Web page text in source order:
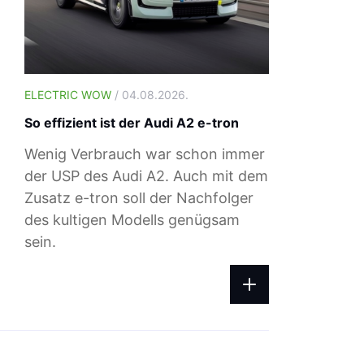
ELECTRIC WOW
Test: Smart #5 Premium
ELECTRIC WOW / 04.08.2026.
So effizient ist der Audi A2 e-tron
Wenig Verbrauch war schon immer
der USP des Audi A2. Auch mit dem
Zusatz e-tron soll der Nachfolger
des kultigen Modells genügsam
sein.